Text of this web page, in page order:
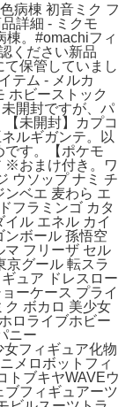
病棟 初音ミク フ
詳細 - ミクモ
棟。#omachiフィ
ください新品
保管していまし
テム - メルカ
ビーストック
開封ですが、パ
未開封】カプコ
ルギガンテ。以
です。【ポケモ
※おまけ付き。ワ
ウソップ ナミ チ
ンベエ 麦わら エ
フラミンゴ カタ
ル エネル カイ
ンボール 孫悟空
マ フリーザ セル
京グール 転スラ
ュア ドレスロー
ーケース プライ
ク ボカロ 美少女
ロライブホビー
ニー
フィギュア化物
メロボットフィ
トブキヤWAVEウ
ブフィギュアーツ